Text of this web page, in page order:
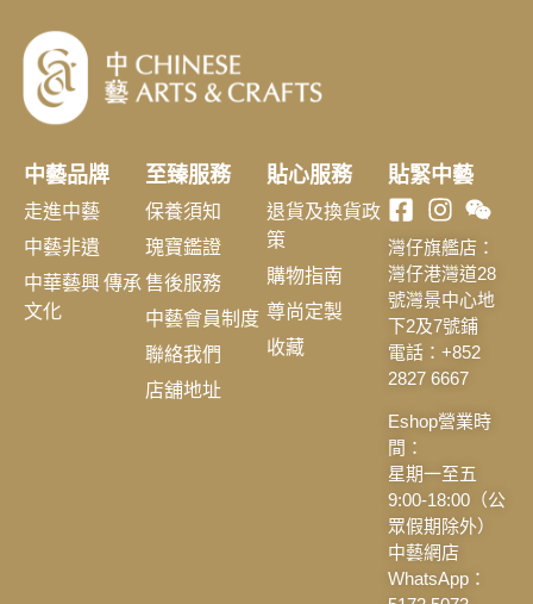
中藝品牌
走進中藝
中藝非遺
中華藝興 傳承
文化
至臻服務
保養須知
瑰寶鑑證
售後服務
中藝會員制度
聯絡我們
店舖地址
貼心服務
退貨及換貨政
策
購物指南
尊尚定製
收藏
貼緊中藝
灣仔旗艦店：
灣仔港灣道28
號灣景中心地
下2及7號鋪
電話：+852
2827 6667
Eshop營業時
間：
星期一至五
9:00-18:00（公
眾假期除外）
中藝網店
WhatsApp：